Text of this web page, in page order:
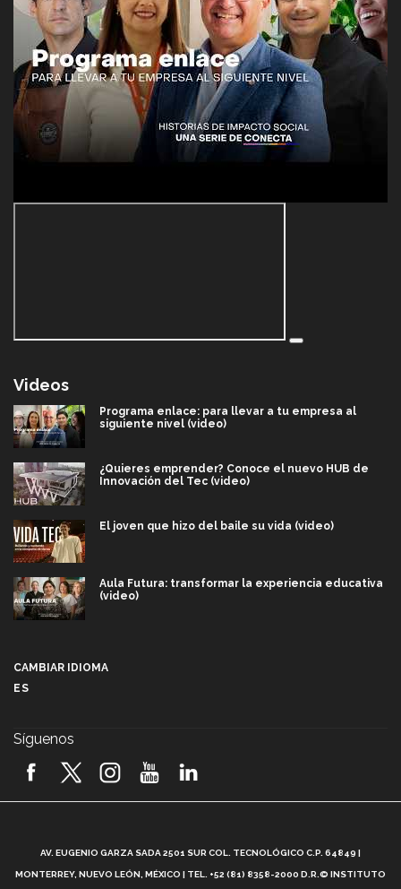
Videos
Programa enlace: para llevar a tu empresa al
siguiente nivel (video)
¿Quieres emprender? Conoce el nuevo HUB de
Innovación del Tec (video)
El joven que hizo del baile su vida (video)
Aula Futura: transformar la experiencia educativa
(video)
2026! (video)
¿Cómo es el Modelo Educativo Tec? (video)
CAMBIAR IDIOMA
ES
Síguenos
AV. EUGENIO GARZA SADA 2501 SUR COL. TECNOLÓGICO C.P. 64849 |
MONTERREY, NUEVO LEÓN, MÉXICO | TEL. +52 (81) 8358-2000 D.R.© INSTITUTO